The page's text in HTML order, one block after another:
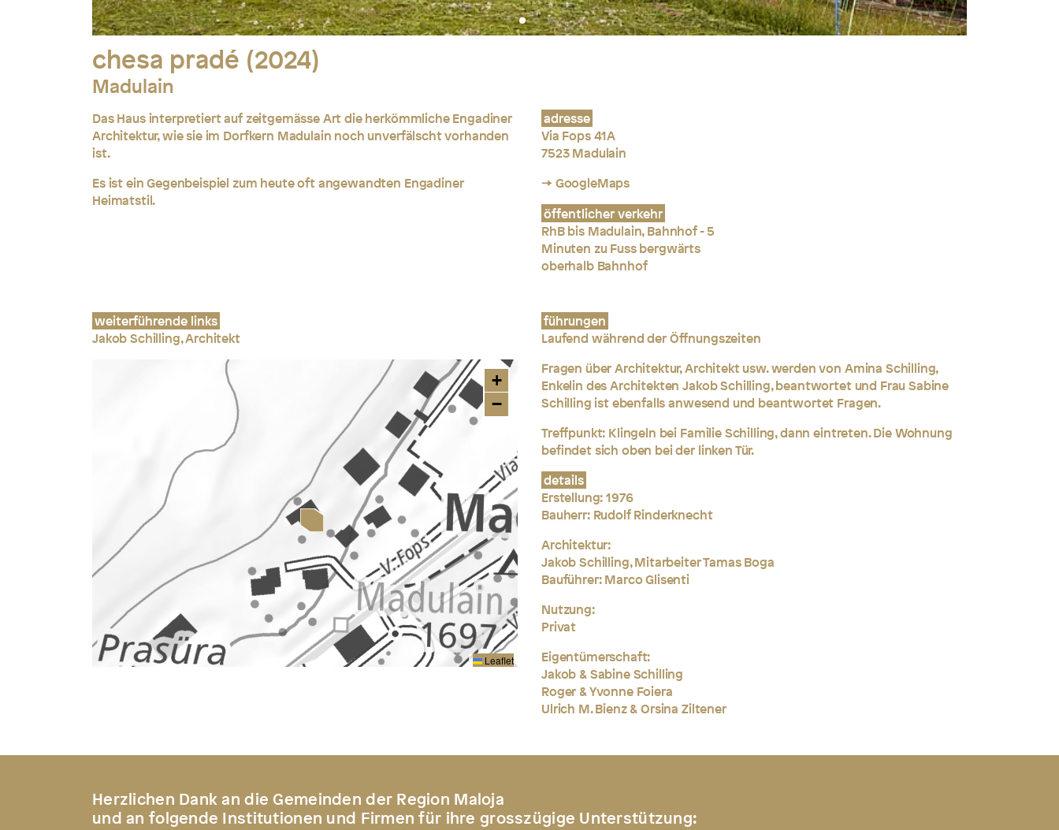
chesa pradé (2024)
Madulain
Das Haus interpretiert auf zeitgemässe Art die herkömmliche Engadiner
Architektur, wie sie im Dorfkern Madulain noch unverfälscht vorhanden
ist.
Es ist ein Gegenbeispiel zum heute oft angewandten Engadiner
Heimatstil.
adresse
Via Fops 41A
7523 Madulain
→ GoogleMaps
öffentlicher verkehr
RhB bis Madulain, Bahnhof - 5
Minuten zu Fuss bergwärts
oberhalb Bahnhof
führungen
Laufend während der Öffnungszeiten
Fragen über Architektur, Architekt usw. werden von Amina Schilling,
Enkelin des Architekten Jakob Schilling, beantwortet und Frau Sabine
Schilling ist ebenfalls anwesend und beantwortet Fragen.
Treffpunkt: Klingeln bei Familie Schilling, dann eintreten. Die Wohnung
befindet sich oben bei der linken Tür.
details
Erstellung:1976
Bauherr: Rudolf Rinderknecht
Architektur:
Jakob Schilling, Mitarbeiter Tamas Boga
Bauführer: Marco Glisenti
Nutzung:
Privat
Eigentümerschaft:
Jakob & Sabine Schilling
Roger & Yvonne Foiera
Ulrich M. Bienz & Orsina Ziltener
weiterführende links
Jakob Schilling, Architekt
+
−
Leaflet
Herzlichen Dank an die Gemeinden der Region Maloja
und an folgende Institutionen und Firmen für ihre grosszügige Unterstützung: